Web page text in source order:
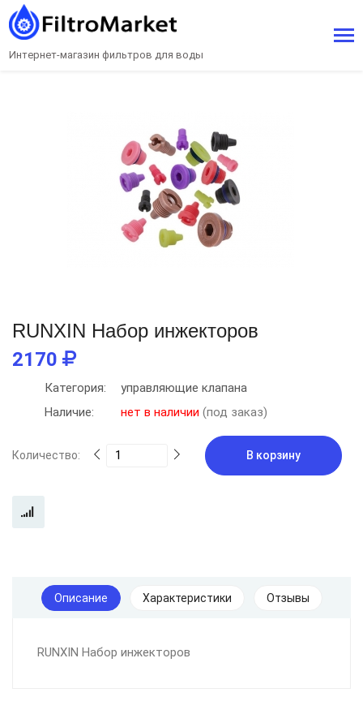
Интернет-магазин фильтров для воды
RUNXIN Набор инжекторов
2170
Категория:
управляющие клапана
Наличие:
нет в наличии (под заказ)
Количество: В корзину
Описание Характеристики Отзывы
RUNXIN Набор инжекторов